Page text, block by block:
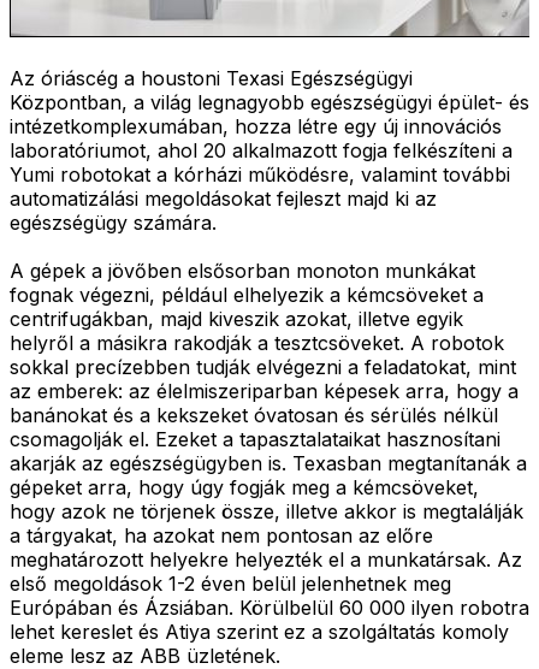
Az óriáscég a houstoni Texasi Egészségügyi
Központban, a világ legnagyobb egészségügyi épület- és
intézetkomplexumában, hozza létre egy új innovációs
laboratóriumot, ahol 20 alkalmazott fogja felkészíteni a
Yumi robotokat a kórházi működésre, valamint további
automatizálási megoldásokat fejleszt majd ki az
egészségügy számára.
A gépek a jövőben elsősorban monoton munkákat
fognak végezni, például elhelyezik a kémcsöveket a
centrifugákban, majd kiveszik azokat, illetve egyik
helyről a másikra rakodják a tesztcsöveket. A robotok
sokkal precízebben tudják elvégezni a feladatokat, mint
az emberek: az élelmiszeriparban képesek arra, hogy a
banánokat és a kekszeket óvatosan és sérülés nélkül
csomagolják el. Ezeket a tapasztalataikat hasznosítani
akarják az egészségügyben is. Texasban megtanítanák a
gépeket arra, hogy úgy fogják meg a kémcsöveket,
hogy azok ne törjenek össze, illetve akkor is megtalálják
a tárgyakat, ha azokat nem pontosan az előre
meghatározott helyekre helyezték el a munkatársak. Az
első megoldások 1-2 éven belül jelenhetnek meg
Európában és Ázsiában. Körülbelül 60 000 ilyen robotra
lehet kereslet és Atiya szerint ez a szolgáltatás komoly
eleme lesz az ABB üzletének.